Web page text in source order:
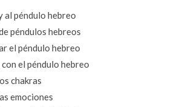
al péndulo hebreo
péndulos hebreos
el péndulo hebreo
el péndulo hebreo
chakras
emociones